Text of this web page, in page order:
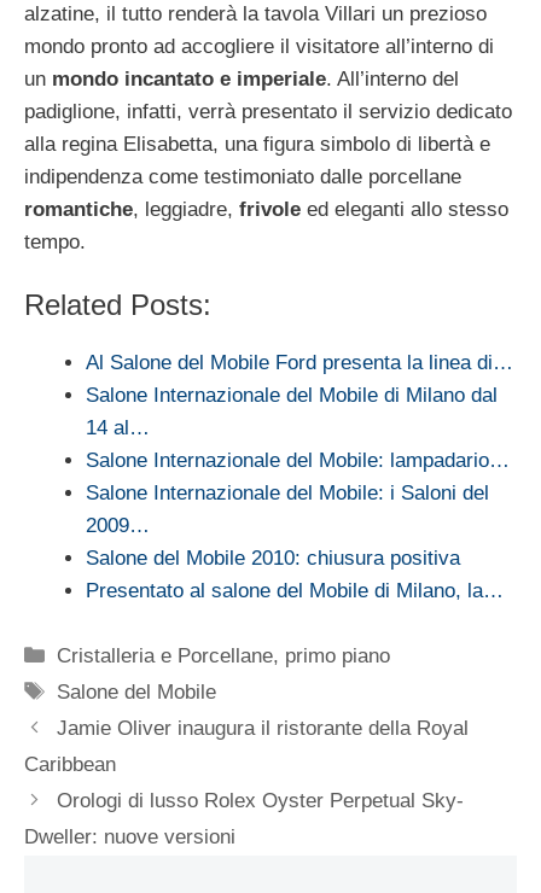
alzatine, il tutto renderà la tavola Villari un prezioso
mondo pronto ad accogliere il visitatore all’interno di
un mondo incantato e imperiale. All’interno del
padiglione, infatti, verrà presentato il servizio dedicato
alla regina Elisabetta, una figura simbolo di libertà e
indipendenza come testimoniato dalle porcellane
romantiche, leggiadre, frivole ed eleganti allo stesso
tempo.
Related Posts:
Al Salone del Mobile Ford presenta la linea di…
Salone Internazionale del Mobile di Milano dal
14 al…
Salone Internazionale del Mobile: lampadario…
Salone Internazionale del Mobile: i Saloni del
2009…
Salone del Mobile 2010: chiusura positiva
Presentato al salone del Mobile di Milano, la…
Categorie
Cristalleria e Porcellane, primo piano
Tag
Salone del Mobile
Jamie Oliver inaugura il ristorante della Royal
Caribbean
Orologi di lusso Rolex Oyster Perpetual Sky-
Dweller: nuove versioni